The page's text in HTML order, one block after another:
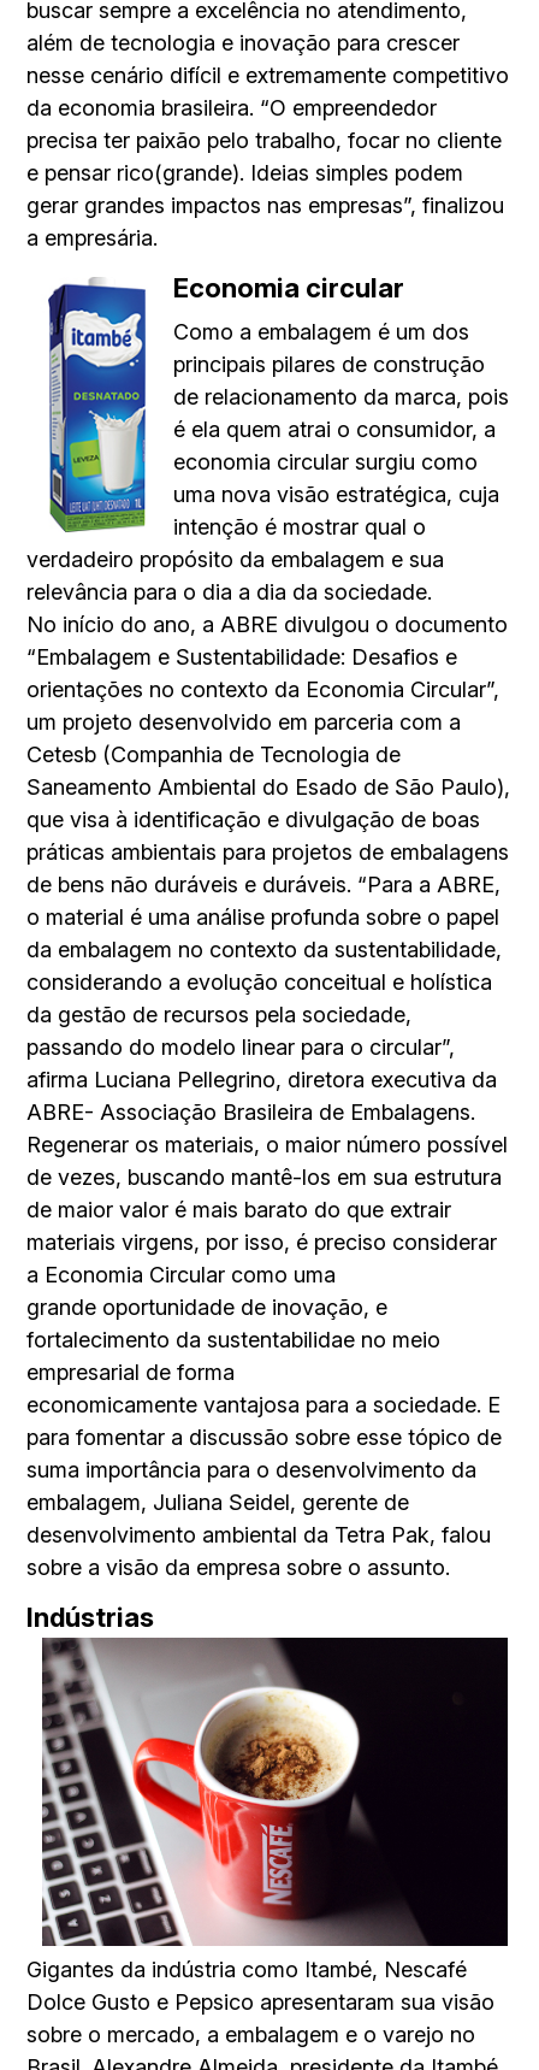
buscar sempre a excelência no atendimento,
além de tecnologia e inovação para crescer
nesse cenário difícil e extremamente competitivo
da economia brasileira. “O empreendedor
precisa ter paixão pelo trabalho, focar no cliente
e pensar rico(grande). Ideias simples podem
gerar grandes impactos nas empresas”, finalizou
a empresária.
Economia circular
Como a embalagem é um dos
principais pilares de construção
de relacionamento da marca, pois
é ela quem atrai o consumidor, a
economia circular surgiu como
uma nova visão estratégica, cuja
intenção é mostrar qual o
verdadeiro propósito da embalagem e sua
relevância para o dia a dia da sociedade.
No início do ano, a ABRE divulgou o documento
“Embalagem e Sustentabilidade: Desafios e
orientações no contexto da Economia Circular”,
um projeto desenvolvido em parceria com a
Cetesb (Companhia de Tecnologia de
Saneamento Ambiental do Esado de São Paulo),
que visa à identificação e divulgação de boas
práticas ambientais para projetos de embalagens
de bens não duráveis e duráveis. “Para a ABRE,
o material é uma análise profunda sobre o papel
da embalagem no contexto da sustentabilidade,
considerando a evolução conceitual e holística
da gestão de recursos pela sociedade,
passando do modelo linear para o circular”,
afirma Luciana Pellegrino, diretora executiva da
ABRE- Associação Brasileira de Embalagens.
Regenerar os materiais, o maior número possível
de vezes, buscando mantê-los em sua estrutura
de maior valor é mais barato do que extrair
materiais virgens, por isso, é preciso considerar
a Economia Circular como uma
grande oportunidade de inovação, e
fortalecimento da sustentabilidae no meio
empresarial de forma
economicamente vantajosa para a sociedade. E
para fomentar a discussão sobre esse tópico de
suma importância para o desenvolvimento da
embalagem, Juliana Seidel, gerente de
desenvolvimento ambiental da Tetra Pak, falou
sobre a visão da empresa sobre o assunto.
Indústrias
Gigantes da indústria como Itambé, Nescafé
Dolce Gusto e Pepsico apresentaram sua visão
sobre o mercado, a embalagem e o varejo no